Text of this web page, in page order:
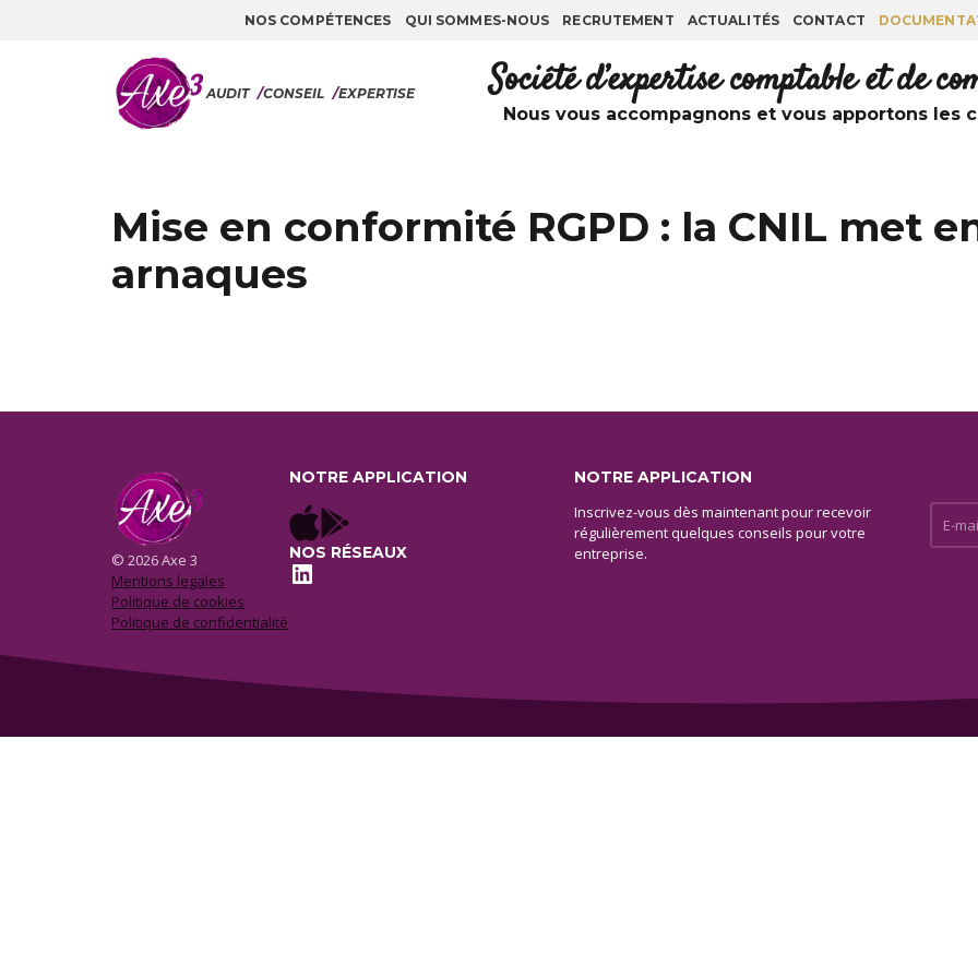
NOS COMPÉTENCES QUI SOMMES-NOUS RECRUTEMENT ACTUALITÉS CONTACT
AUDIT /CONSEIL /EXPERTISE Société d’expertise comptable et de
Nous vous accompagnons et vous apportons les
Mise en conformité RGPD : la CNIL met
arnaques
© 2026 Axe 3
Mentions legales
Politique de cookies
Politique de confidentialité
NOTRE APPLICATION
NOS RÉSEAUX
LinkedIn
NOTRE APPLICATION
Inscrivez-vous dès maintenant pour recevoir
régulièrement quelques conseils pour votre
entreprise.